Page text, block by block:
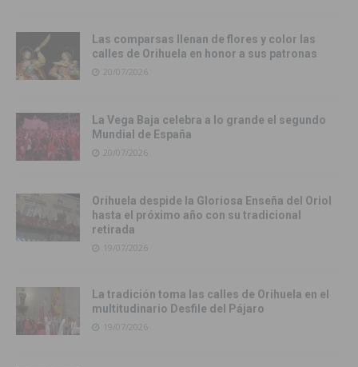
Las comparsas llenan de flores y color las
calles de Orihuela en honor a sus patronas
20/07/2026
La Vega Baja celebra a lo grande el segundo
Mundial de España
20/07/2026
Orihuela despide la Gloriosa Enseña del Oriol
hasta el próximo año con su tradicional
retirada
19/07/2026
La tradición toma las calles de Orihuela en el
multitudinario Desfile del Pájaro
19/07/2026